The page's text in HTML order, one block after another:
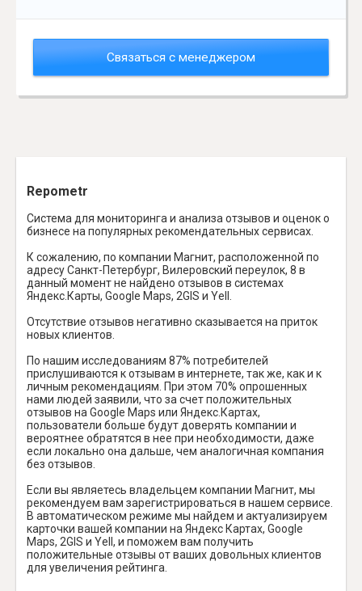
Связаться с менеджером
Repometr
Система для мониторинга и анализа отзывов и оценок о
бизнесе на популярных рекомендательных сервисах.
К сожалению, по компании Магнит, расположенной по
адресу Санкт-Петербург, Вилеровский переулок, 8 в
данный момент не найдено отзывов в системах
Яндекс.Карты, Google Maps, 2GIS и Yell.
Отсутствие отзывов негативно сказывается на приток
новых клиентов.
По нашим исследованиям 87% потребителей
прислушиваются к отзывам в интернете, так же, как и к
личным рекомендациям. При этом 70% опрошенных
нами людей заявили, что за счет положительных
отзывов на Google Maps или Яндекс.Картах,
пользователи больше будут доверять компании и
вероятнее обратятся в нее при необходимости, даже
если локально она дальше, чем аналогичная компания
без отзывов.
Если вы являетесь владельцем компании Магнит, мы
рекомендуем вам зарегистрироваться в нашем сервисе.
В автоматическом режиме мы найдем и актуализируем
карточки вашей компании на Яндекс Картах, Google
Maps, 2GIS и Yell, и поможем вам получить
положительные отзывы от ваших довольных клиентов
для увеличения рейтинга.